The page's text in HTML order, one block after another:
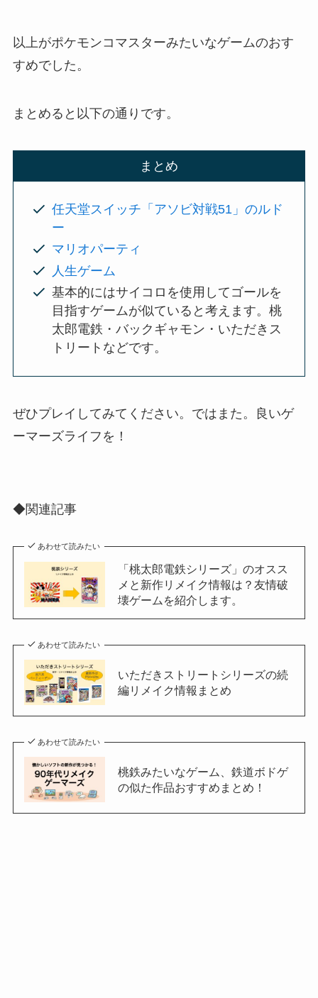
以上がポケモンコマスターみたいなゲームのおす
すめでした。
まとめると以下の通りです。
まとめ
任天堂スイッチ「アソビ対戦51」のルド
ー
マリオパーティ
人生ゲーム
基本的にはサイコロを使用してゴールを
目指すゲームが似ていると考えます。桃
太郎電鉄・バックギャモン・いただきス
トリートなどです。
ぜひプレイしてみてください。ではまた。良いゲ
ーマーズライフを！
◆関連記事
あわせて読みたい
「桃太郎電鉄シリーズ」のオスス
メと新作リメイク情報は？友情破
壊ゲームを紹介します。
あわせて読みたい
いただきストリートシリーズの続
編リメイク情報まとめ
あわせて読みたい
桃鉄みたいなゲーム、鉄道ボドゲ
の似た作品おすすめまとめ！